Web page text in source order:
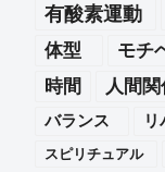
有酸素運動
体型
モチ
時間
人間関
バランス
スピリチュアル